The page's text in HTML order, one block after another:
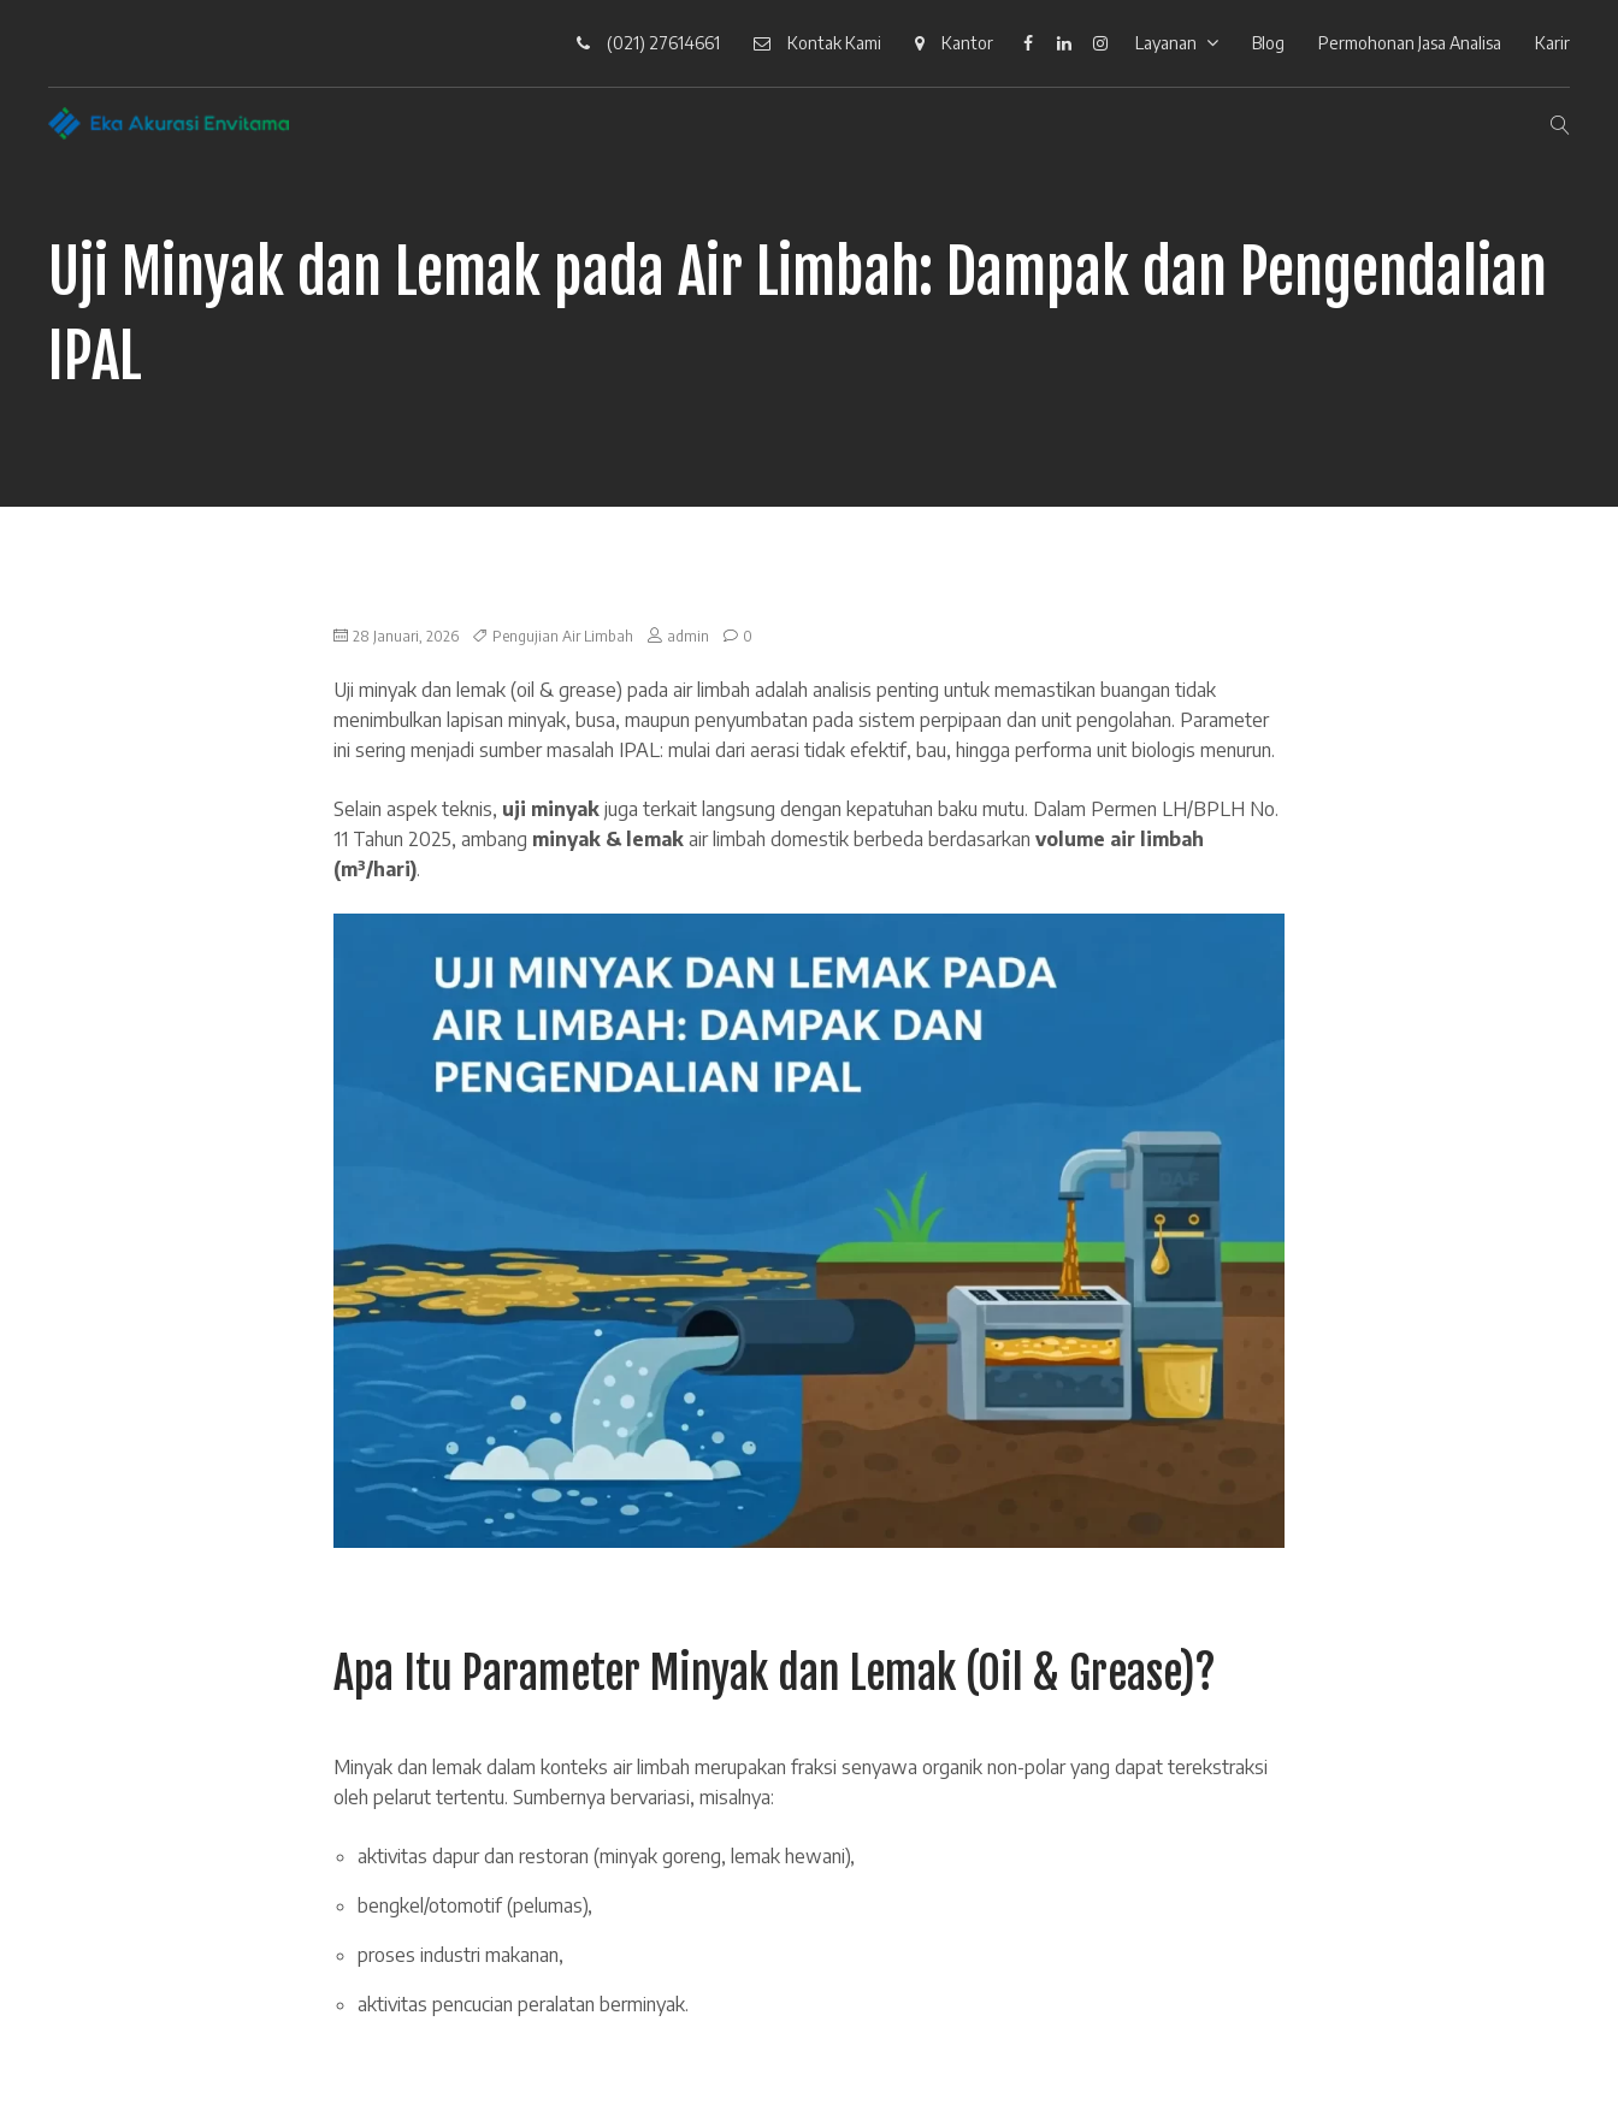
(021) 27614661 Kontak Kami Kantor FacebookLinkedinInstagram
Layanan Blog Permohonan Jasa Analisa Karir
Laboratorium
Penguji Eka
Laboratorium
anda
Uji Minyak dan Lemak pada Air Limbah: Dampak dan Pengendalian
IPAL
28 Januari, 2026 Pengujian Air Limbah admin 0
Uji minyak dan lemak (oil & grease) pada air limbah adalah analisis penting untuk memastikan buangan tidak
menimbulkan lapisan minyak, busa, maupun penyumbatan pada sistem perpipaan dan unit pengolahan. Parameter
ini sering menjadi sumber masalah IPAL: mulai dari aerasi tidak efektif, bau, hingga performa unit biologis menurun.
Selain aspek teknis, uji minyak juga terkait langsung dengan kepatuhan baku mutu. Dalam Permen LH/BPLH No.
11 Tahun 2025, ambang minyak & lemak air limbah domestik berbeda berdasarkan volume air limbah
(m³/hari).
Apa Itu Parameter Minyak dan Lemak (Oil & Grease)?
Minyak dan lemak dalam konteks air limbah merupakan fraksi senyawa organik non-polar yang dapat terekstraksi
oleh pelarut tertentu. Sumbernya bervariasi, misalnya:
aktivitas dapur dan restoran (minyak goreng, lemak hewani),
bengkel/otomotif (pelumas),
proses industri makanan,
aktivitas pencucian peralatan berminyak.